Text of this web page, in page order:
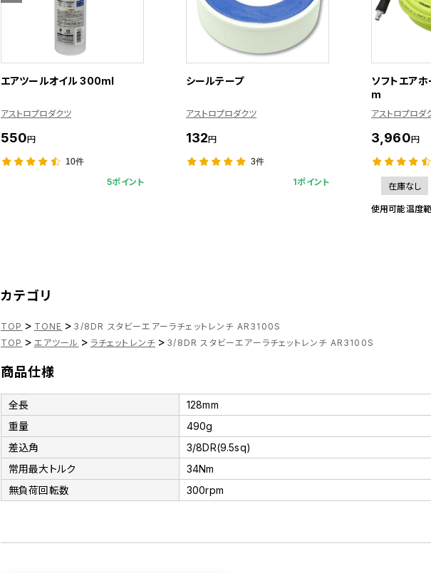
エアツールオイル 300ml
アストロプロダクツ
550円
10件
5ポイント
シールテープ
アストロプロダクツ
132円
3件
1ポイント
ソフトエア
m
アストロプロダ
3,960円
在庫なし
使用可能温度
カテゴリ
TOP > TONE > 3/8DR スタビーエアーラチェットレンチ AR3100S
TOP > エアツール > ラチェットレンチ > 3/8DR スタビーエアーラチェットレンチ AR3100S
商品仕様
全長
128mm
重量
490g
差込角
3/8DR(9.5sq)
常用最大トルク
34Nm
無負荷回転数
300rpm